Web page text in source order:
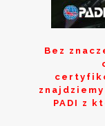
Bez
PADI z